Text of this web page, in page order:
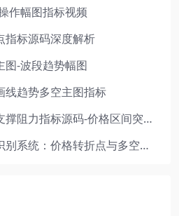
作幅图指标视频
指标源码深度解析
图-波段趋势幅图
线趋势多空主图指标
文华财经自动测算支撑阻力指标源码-价格区间突破多空
三图共振波段趋势识别系统：价格转折点与多空动能分析